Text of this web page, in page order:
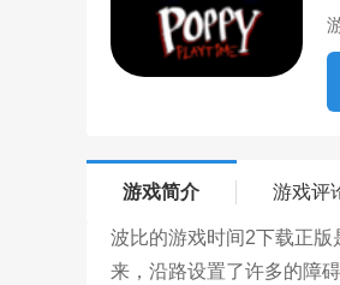
游戏简介 游戏评
波比的游戏时间2下载正
来，沿路设置了许多的障